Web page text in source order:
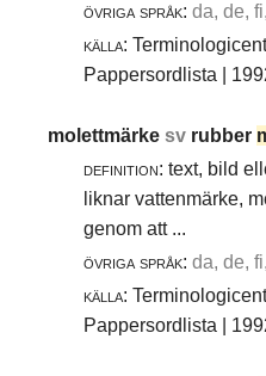
övriga språk: da, de,
källa:
Pappersordlista |
molettmärkesv rubber
definition: text, bild
liknar vattenmärke,
genom att ...
övriga språk: da, de,
källa:
Pappersordlista |